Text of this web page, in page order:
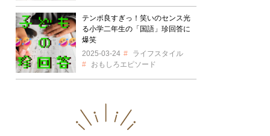
テンポ良すぎっ！笑いのセンス光
る小学二年生の「国語」珍回答に
爆笑
2025-03-24
ライフスタイル
おもしろエピソード